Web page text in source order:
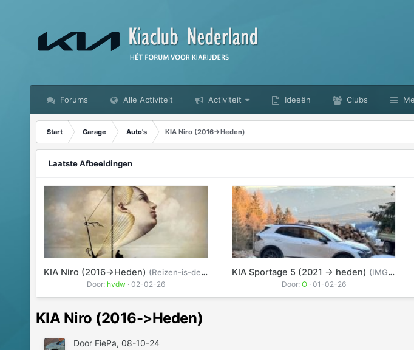
Forums Alle Activiteit Activiteit Ideeën Clubs
Start Garage Auto's KIA Niro (2016->Heden)
Laatste Afbeeldingen
KIA Niro (2016->Heden) (Reizen-is-de-reiziger.jpg)
Door: hvdw· 02-02-26
KIA Sportage 5 (2021 -> heden) (IMG_8172.jpeg)
Door: O · 01-02-26
KIA Niro (2016->Heden)
Door FiePa, 08-10-24